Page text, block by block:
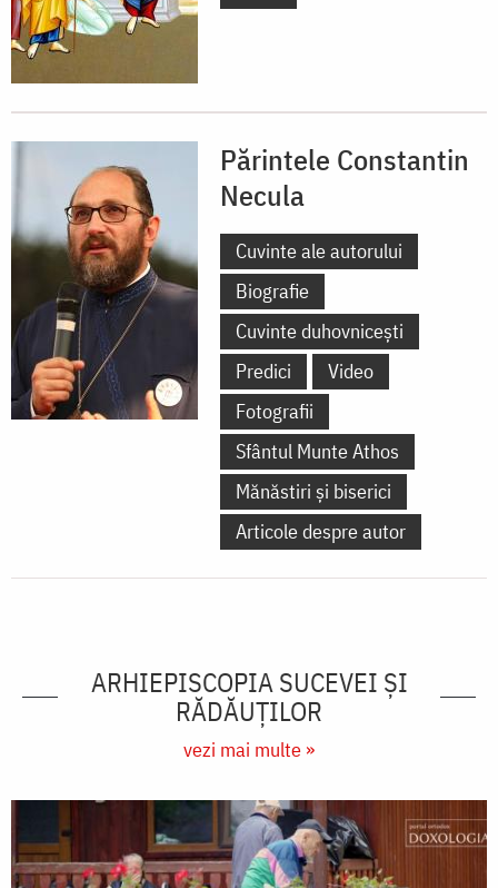
Părintele Constantin
Necula
Cuvinte ale autorului
Biografie
Cuvinte duhovnicești
Predici
Video
Fotografii
Sfântul Munte Athos
Mănăstiri și biserici
Articole despre autor
ARHIEPISCOPIA SUCEVEI ŞI
RĂDĂUŢILOR
vezi mai multe »